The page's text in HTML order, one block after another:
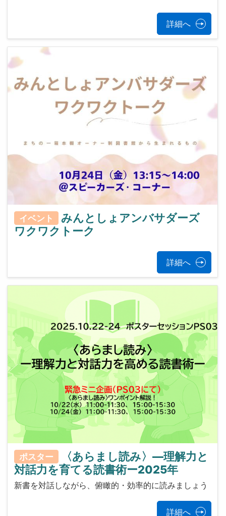
詳細へ
イベント
みんとしょアンバサダーズ
ワクワクトーク
詳細へ
ポスター
〈あらまし読み〉—理解力と
対話力を育てる読書術ー2025年
新書を対話しながら、俯瞰的・効率的に読みましょう
詳細へ